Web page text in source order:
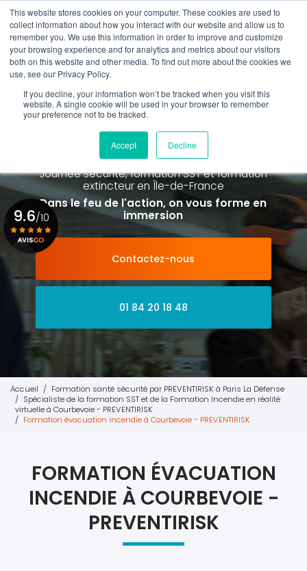
This website stores cookies on your computer. These cookies are used to
collect information about how you interact with our website and allow us to
remember you. We use this information in order to improve and customize
your browsing experience and for analytics and metrics about our visitors
both on this website and other media. To find out more about the cookies we
use, see our Privacy Policy.
If you decline, your information won’t be tracked when you visit this
website. A single cookie will be used in your browser to remember
your preference not to be tracked.
Accept Decline
Aller
au
contenu
principal
01 84 20 18 48
Spécialiste de la formation SST et
de la Formation Incendie
à Paris La Défense depuis 2015
Journée sécurité, formation SST et formation
extincteuren Île-de-France
Dans le feu de l'action, on vous forme en
immersion
Contactez-nous
01 84 20 18 48
9.6/10
Voir le certificat
Accueil
Formation santé sécurité par PREVENTIRISK à Paris La Défense
Spécialiste de la formation SST et de la Formation Incendie en réalité
virtuelle à Courbevoie - PREVENTIRISK
Formation évacuation incendie à Courbevoie - PREVENTIRISK
FORMATION ÉVACUATION
INCENDIE À COURBEVOIE -
PREVENTIRISK